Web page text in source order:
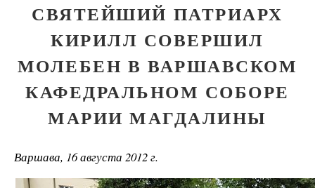
СВЯТЕЙШИЙ ПАТРИАРХ
КИРИЛЛ СОВЕРШИЛ
МОЛЕБЕН В ВАРШАВСКОМ
КАФЕДРАЛЬНОМ СОБОРЕ
МАРИИ МАГДАЛИНЫ
Варшава, 16 августа 2012 г.